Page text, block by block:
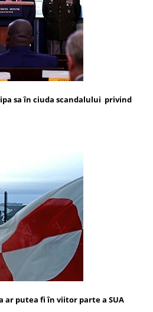
sa în ciuda scandalului privind
ar putea fi în viitor parte a SUA